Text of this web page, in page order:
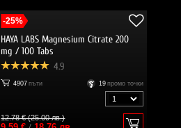
-25%
HAYA LABS Magnesium Citrate 200
mg / 100 Tabs
4.9
4907 пъти 19 промо точки
12.78 € (25.00 лв.)